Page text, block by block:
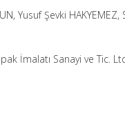
Yusuf Şevki HAKYEMEZ,
İmalatı Sanayi ve Tic.